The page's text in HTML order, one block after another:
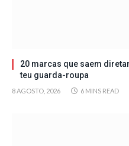
20 marcas que saem
teu guarda-roupa
8 AGOSTO, 2026 6 MINS READ